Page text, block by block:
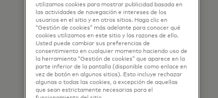
utilizamos cookies para mostrar publicidad basada en
las actividades de navegación e intereses de los
usuarios en el sitio y en otros sitios. Haga clic en
“Gestión de cookies” más adelante para conocer qué
cookies utilizamos en este sitio y las razones de ello.
Usted puede cambiar sus preferencias de
consentimiento en cualquier momento haciendo uso de
la herramienta “Gestión de cookies” que aparece en la
parte inferior de la pantalla (disponible como enlace en
vez de botón en algunos sitios). Esto incluye rechazar
algunas o todas las cookies, a excepción de aquellas
que sean estrictamente necesarias para el